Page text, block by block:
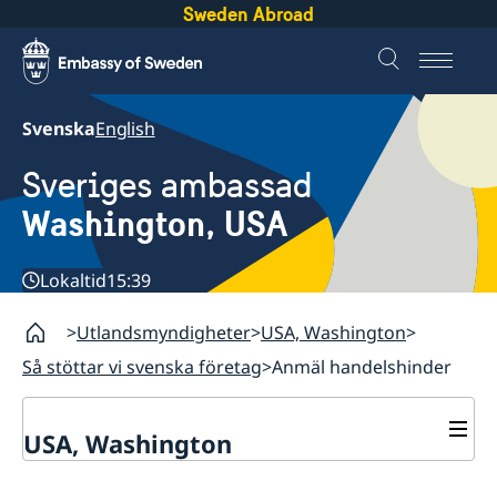
Sweden Abroad
SvenskaEnglish
Sveriges ambassad
Washington, USA
Lokaltid15:39
Utlandsmyndigheter USA, Washington
Så stöttar vi svenska företag Anmäl handelshinder
USA, Washington